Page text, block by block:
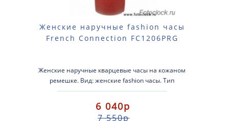
Женские наручные fashion часы
French Connection FC1206PRG
Женские наручные кварцевые часы на кожаном
ремешке. Вид: женские fashion часы. Тип
механизма: кварцевые. Корпус: стально..
6 040р
7 550р